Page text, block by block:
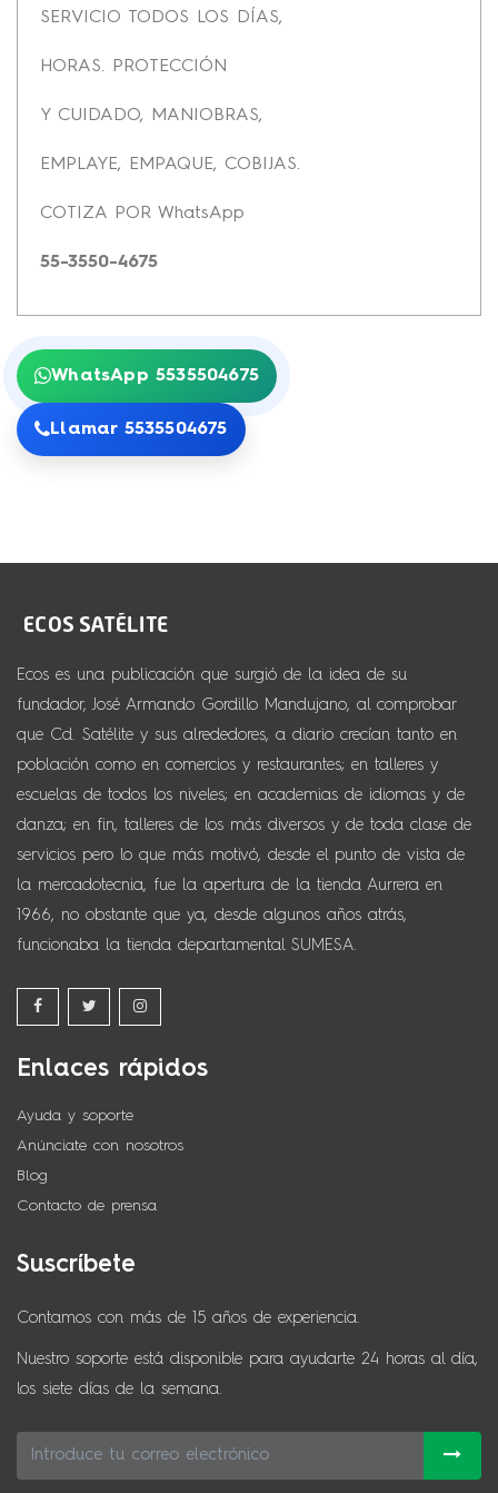
SERVICIO TODOS LOS DÍAS,
HORAS. PROTECCIÓN
Y CUIDADO, MANIOBRAS,
EMPLAYE, EMPAQUE, COBIJAS.
COTIZA POR WhatsApp
55-3550-4675
WhatsApp 5535504675
Llamar 5535504675
Ecos es una publicación que surgió de la idea de su
fundador, José Armando Gordillo Mandujano, al comprobar
que Cd. Satélite y sus alrededores, a diario crecían tanto en
población como en comercios y restaurantes; en talleres y
escuelas de todos los niveles; en academias de idiomas y de
danza; en fin, talleres de los más diversos y de toda clase de
servicios pero lo que más motivó, desde el punto de vista de
la mercadotecnia, fue la apertura de la tienda Aurrera en
1966, no obstante que ya, desde algunos años atrás,
funcionaba la tienda departamental SUMESA.
Enlaces rápidos
Ayuda y soporte
Anúnciate con nosotros
Blog
Contacto de prensa
Suscríbete
Contamos con más de 15 años de experiencia.
Nuestro soporte está disponible para ayudarte 24 horas al día,
los siete días de la semana.